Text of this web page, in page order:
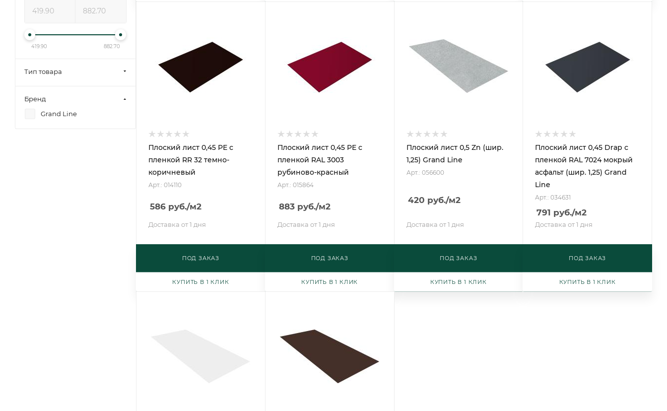
Плоский лист 0,45 PE с
пленкой RR 32 темно-
коричневый
Арт.: 014110
586 руб./м2
Доставка от 1 дня
ПОД ЗАКАЗ
КУПИТЬ В 1 КЛИК
Плоский лист 0,45 PE с
пленкой RAL 3003
рубиново-красный
Арт.: 015864
883руб./м2
Доставка от 1 дня
ПОД ЗАКАЗ
КУПИТЬ В 1 КЛИК
Плоский лист 0,5 Zn (шир.
1,25) Grand Line
Арт.: 056600
420 руб./м2
Доставка от 1 дня
ПОД ЗАКАЗ
КУПИТЬ В 1 КЛИК
Плоский лист 0,45 Drap с
пленкой RAL 7024 мокрый
асфальт (шир. 1,25) Grand
Line
Арт.: 034631
791 руб./м2
Доставка от 1 дня
ПОД ЗАКАЗ
КУПИТЬ В 1 КЛИК
419.90 882.70
Тип товара
Бренд
Grand Line